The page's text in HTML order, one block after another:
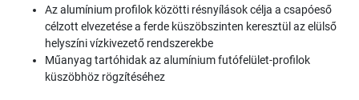
Az alumínium profilok közötti résnyílások célja a csapóeső
célzott elvezetése a ferde küszöbszinten keresztül az elülső
helyszíni vízkivezető rendszerekbe
Műanyag tartóhidak az alumínium futófelület-profilok
küszöbhöz rögzítéséhez